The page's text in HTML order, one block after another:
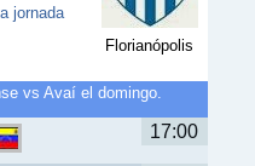
jornada
Florianópolis
vs Avaí el domingo.
17:00